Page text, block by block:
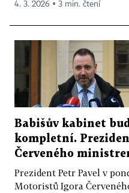
4. 3. 2026 ▪ 3 min. čtení
Babišův kabinet
kompletní.
Červeného
Prezident Petr Pavel v
Motoristů Igora